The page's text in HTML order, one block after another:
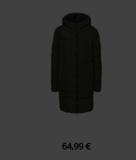
www.vfc.com
64,99 €